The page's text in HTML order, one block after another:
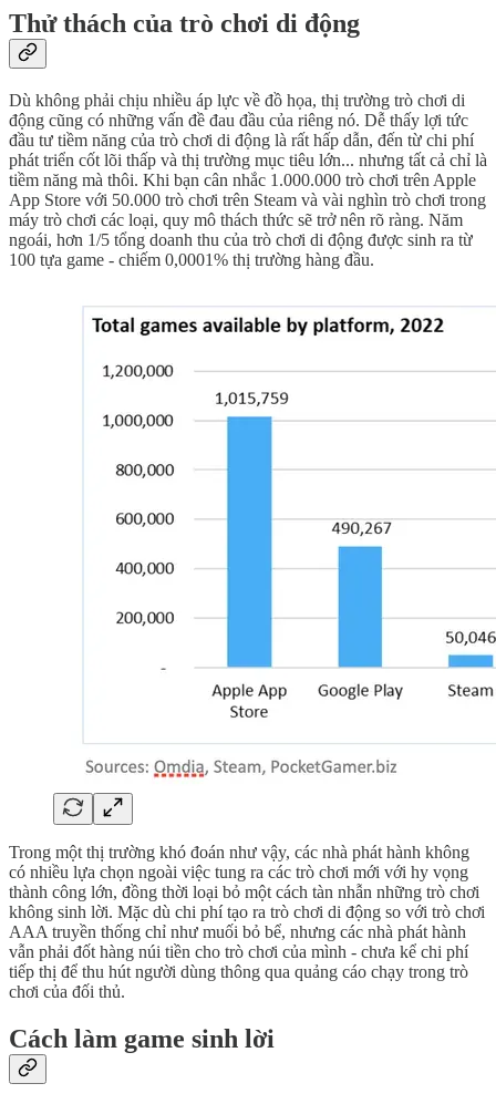
Thử thách của trò chơi di động
Dù không phải chịu nhiều áp lực về đồ họa, thị trường trò chơi di
động cũng có những vấn đề đau đầu của riêng nó. Dễ thấy lợi tức
đầu tư tiềm năng của trò chơi di động là rất hấp dẫn, đến từ chi phí
phát triển cốt lõi thấp và thị trường mục tiêu lớn... nhưng tất cả chỉ là
tiềm năng mà thôi. Khi bạn cân nhắc 1.000.000 trò chơi trên Apple
App Store với 50.000 trò chơi trên Steam và vài nghìn trò chơi trong
máy trò chơi các loại, quy mô thách thức sẽ trở nên rõ ràng. Năm
ngoái, hơn 1/5 tổng doanh thu của trò chơi di động được sinh ra từ
100 tựa game - chiếm 0,0001% thị trường hàng đầu.
Trong một thị trường khó đoán như vậy, các nhà phát hành không
có nhiều lựa chọn ngoài việc tung ra các trò chơi mới với hy vọng
thành công lớn, đồng thời loại bỏ một cách tàn nhẫn những trò chơi
không sinh lời. Mặc dù chi phí tạo ra trò chơi di động so với trò chơi
AAA truyền thống chỉ như muối bỏ bể, nhưng các nhà phát hành
vẫn phải đốt hàng núi tiền cho trò chơi của mình - chưa kể chi phí
tiếp thị để thu hút người dùng thông qua quảng cáo chạy trong trò
chơi của đối thủ.
Cách làm game sinh lời